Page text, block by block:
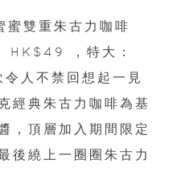
雙重朱古力咖啡
HK$49 ，特大：
人不禁回想起一見
經典朱古力咖啡為基
，頂層加入期間限定
後繞上一圈圈朱古力